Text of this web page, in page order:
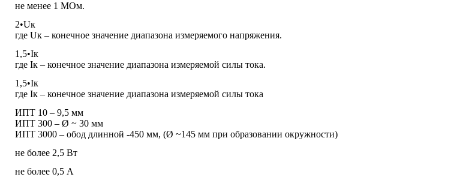
не менее 1 МОм.
2•Uк
где Uк – конечное значение диапазона измеряемого напряжения.
1,5•Iк
где Iк – конечное значение диапазона измеряемой силы тока.
1,5•Iк
где Iк – конечное значение диапазона измеряемой силы тока
ИПТ 10 – 9,5 мм
ИПТ 300 – Ø ~ 30 мм
ИПТ 3000 – обод длинной -450 мм, (Ø ~145 мм при образовании окружности)
не более 2,5 Вт
не более 0,5 А